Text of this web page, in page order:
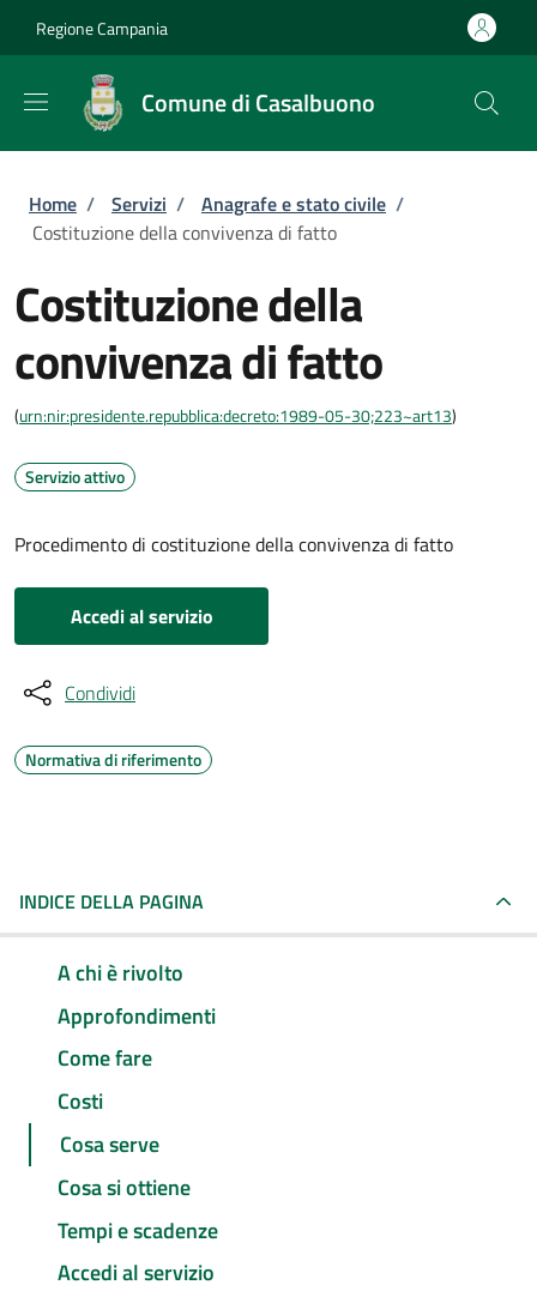
Regione Campania
Comune di Casalbuono
Briciole di pane
Home / Servizi / Anagrafe e stato civile /
Costituzione della convivenza di fatto
Costituzione della
convivenza di fatto
(urn:nir:presidente.repubblica:decreto:1989-05-30;223~art13)
Servizio attivo
Procedimento di costituzione della convivenza di fatto
Accedi al servizio
Condividi
Normativa di riferimento
INDICE DELLA PAGINA
A chi è rivolto
Approfondimenti
Come fare
Costi
Cosa serve
Cosa si ottiene
Tempi e scadenze
Accedi al servizio